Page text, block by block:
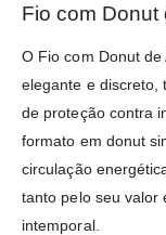
Fio com Donut
O Fio com Donut
elegante e discreto,
de proteção contra
formato em donut
circulação
tanto pelo seu valor
intemporal.